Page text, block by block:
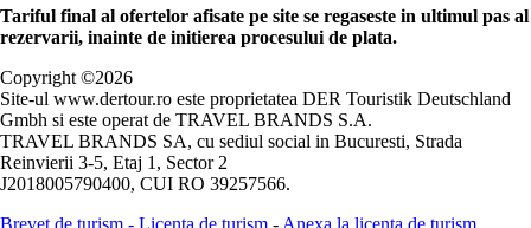
Tariful final al ofertelor afisate pe site se regaseste in ultimul pas al
rezervarii, inainte de initierea procesului de plata.
Copyright ©2026
Site-ul www.dertour.ro este proprietatea DER Touristik Deutschland
Gmbh si este operat de TRAVEL BRANDS S.A.
TRAVEL BRANDS SA, cu sediul social in Bucuresti, Strada
Reinvierii 3-5, Etaj 1, Sector 2
J2018005790400, CUI RO 39257566.
Brevet de turism - Licenta de turism - Anexa la licenta de turism